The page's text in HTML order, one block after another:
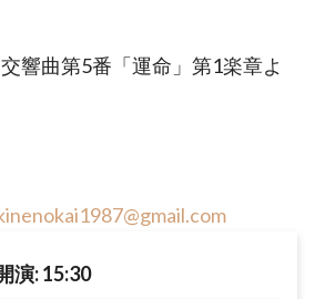
響曲第5番「運命」第1楽章よ
演: 15:30